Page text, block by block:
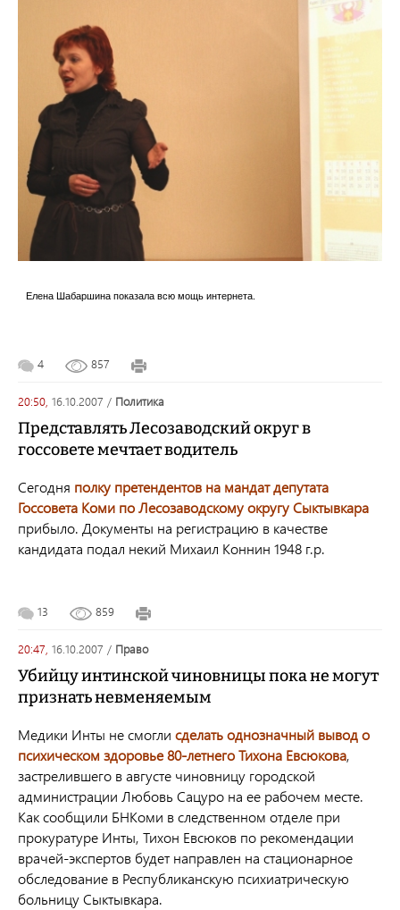
Елена Шабаршина показала всю мощь интернета.
4 857
20:50, 16.10.2007 / политика
Представлять Лесозаводский округ в
госсовете мечтает водитель
Сегодня полку претендентов на мандат депутата
Госсовета Коми по Лесозаводскому округу Сыктывкара
прибыло. Документы на регистрацию в качестве
кандидата подал некий Михаил Коннин 1948 г.р.
13 859
20:47, 16.10.2007 / право
Убийцу интинской чиновницы пока не могут
признать невменяемым
Медики Инты не смогли сделать однозначный вывод о
психическом здоровье 80-летнего Тихона Евсюкова,
застрелившего в августе чиновницу городской
администрации Любовь Сацуро на ее рабочем месте.
Как сообщили БНКоми в следственном отделе при
прокуратуре Инты, Тихон Евсюков по рекомендации
врачей-экспертов будет направлен на стационарное
обследование в Республиканскую психиатрическую
больницу Сыктывкара.